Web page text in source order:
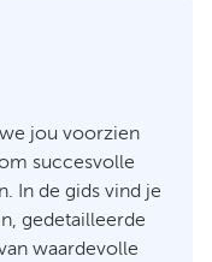
jou voorzien
succesvolle
In de gids vind je
gedetailleerde
waardevolle